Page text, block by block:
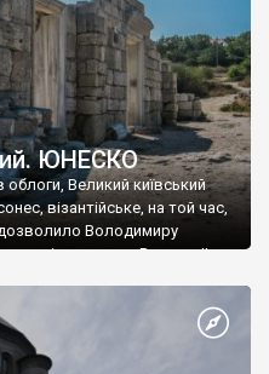
ЮНЕСКО
облоги, Великий київський
візантійське, на той час,
Володимиру
імператору Василю ІІ, та
Василем-християнином.
Херсонесу Таврійського